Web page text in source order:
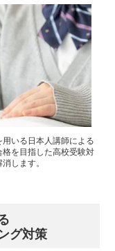
いる日本人講師による
を目指した高校受験対
します。
グ対策